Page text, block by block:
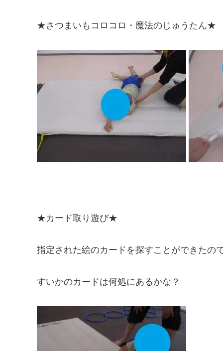
★さつまいもコロコロ・魔法のじゅうたん★
★カード取り遊び★
指定された絵のカードを探すことができたの
すいかのカードは何処にあるかな？